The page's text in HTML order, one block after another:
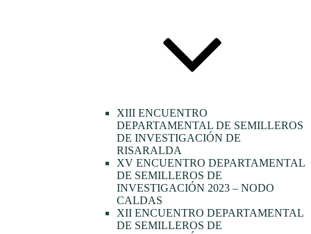
XIII ENCUENTRO
DEPARTAMENTAL DE SEMILLEROS
DE INVESTIGACIÓN DE
RISARALDA
XV ENCUENTRO DEPARTAMENTAL
DE SEMILLEROS DE
INVESTIGACIÓN 2023 – NODO
CALDAS
XII ENCUENTRO DEPARTAMENTAL
DE SEMILLEROS DE